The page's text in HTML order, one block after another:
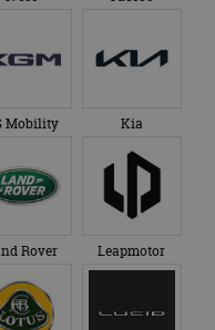
Mobility Kia
Rover Leapmotor